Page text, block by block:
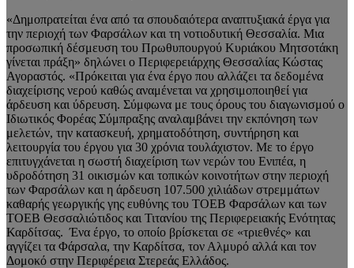
«Δημοπρατείται ένα από τα σπουδαιότερα αναπτυξιακά έργα για
την περιοχή των Φαρσάλων και τη νοτιοδυτική Θεσσαλία. Μια
προσωπική δέσμευση του Πρωθυπουργού Κυριάκου Μητσοτάκη
γίνεται πράξη» δηλώνει ο Περιφερειάρχης Θεσσαλίας Κώστας
Αγοραστός. «Πρόκειται για ένα έργο που αλλάζει τα δεδομένα
διαχείρισης νερού καθώς αναμένεται να χρησιμοποιηθεί για
άρδευση και ύδρευση. Σύμφωνα με τους όρους του διαγωνισμού ο
Ιδιωτικός Φορέας Σύμπραξης αναλαμβάνει την εκπόνηση των
μελετών, την κατασκευή, χρηματοδότηση, συντήρηση και
λειτουργία του έργου για 30 χρόνια τουλάχιστον. Με το έργο
επιτυγχάνεται η σωστή διαχείριση των νερών του Ενιπέα, η
υδροδότηση 31 οικισμών και τοπικών κοινοτήτων στην περιοχή
των Φαρσάλων και η άρδευση 107.500 χιλιάδων στρεμμάτων
καθαρής γεωργικής γης ευθύνης του ΤΟΕΒ Φαρσάλων και των
ΤΟΕΒ Θεσσαλιώτιδος και Τιτανίου της Περιφερειακής Ενότητας
Καρδίτσας. Ένα έργο, το οποίο βρίσκεται σε «τριεθνές» και
αγγίζει τα Φάρσαλα, την Καρδίτσα, τον Αλμυρό αλλά και τον
Δομοκό στην Περιφέρεια Στερεάς Ελλάδος.